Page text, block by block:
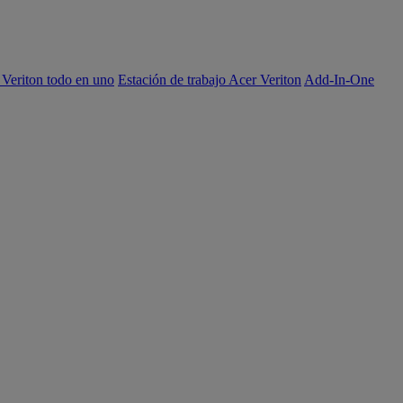
todo en uno Estación de trabajo Acer Veriton Add-In-One